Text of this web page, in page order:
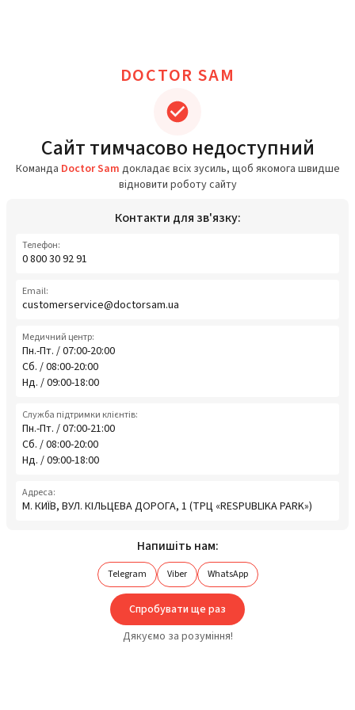
DOCTOR SAM
Сайт тимчасово недоступний
Команда Doctor Sam докладає всіх зусиль, щоб якомога швидше
відновити роботу сайту
Контакти для зв'язку:
Телефон:
0 800 30 92 91
Email:
customerservice@doctorsam.ua
Медичний центр:
Пн.-Пт. / 07:00-20:00
Сб. / 08:00-20:00
Нд. / 09:00-18:00
Служба підтримки клієнтів:
Пн.-Пт. / 07:00-21:00
Сб. / 08:00-20:00
Нд. / 09:00-18:00
Адреса:
М. КИЇВ, ВУЛ. КІЛЬЦЕВА ДОРОГА, 1 (ТРЦ «RESPUBLIKA PARK»)
Напишіть нам:
Telegram Viber WhatsApp
Спробувати ще раз
Дякуємо за розуміння!